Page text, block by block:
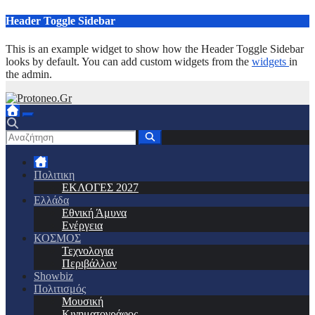
Μετάβαση
περιεχόμενο
Header Toggle Sidebar
This is an example widget to show how the Header Toggle Sidebar
looks by default. You can add custom widgets from the widgets in
the admin.
Πολιτικη
ΕΚΛΟΓΕΣ 2027
Ελλάδα
Εθνική Άμυνα
Ενέργεια
ΚΟΣΜΟΣ
Τεχνολογια
Περιβάλλον
Showbiz
Πολιτισμός
Μουσική